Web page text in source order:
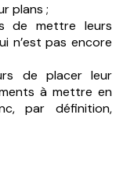
plans ;
de mettre leurs
n’est pas encore
de placer leur
à mettre en
par définition,